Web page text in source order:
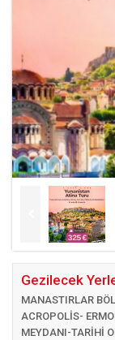
Gezilecek
MANASTIRLAR
ACROPOLİS-
MEYDANI-TARİHİ